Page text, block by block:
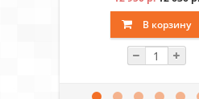
В корзину